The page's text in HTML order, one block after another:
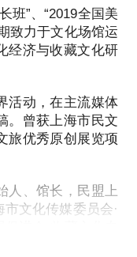
班”、“2019全国美
致力于文化场馆运
经济与收藏文化研
活动，在主流媒体
。曾获上海市民文
旅优秀原创展览项
人、馆长，民盟上
文化传媒委员会·
项目导师团成员，